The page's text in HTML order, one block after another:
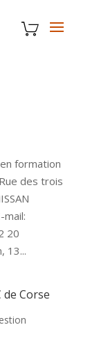
formation
des trois
mail:
20
13...
Corse